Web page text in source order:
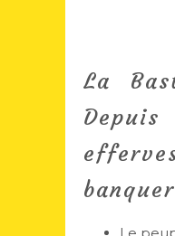
La